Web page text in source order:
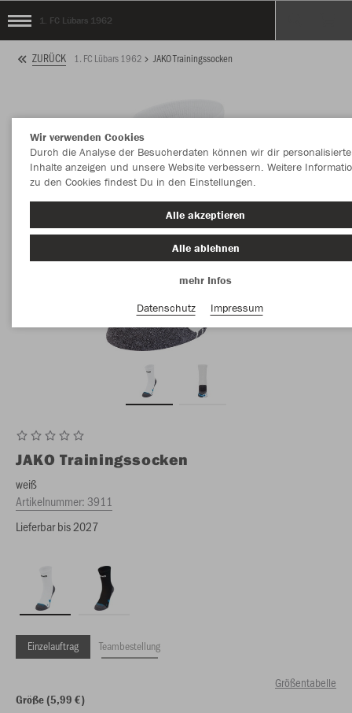
1. FC Lübars 1962
ZURÜCK 1. FC Lübars 1962 JAKO Trainingssocken
JAKO Trainingssocken
weiß
Artikelnummer:3911
Lieferbar bis 2027
Einzelauftrag Teambestellung
Größentabelle
Größe (5,99 €)
Wir verwenden Cookies
Durch die Analyse der Besucherdaten können wir dir personalisierte
Inhalte anzeigen und unsere Website verbessern. Weitere
zu den Cookies findest Du in den Einstellungen.
Alle akzeptieren
Alle ablehnen
mehr Infos
Datenschutz
Impressum